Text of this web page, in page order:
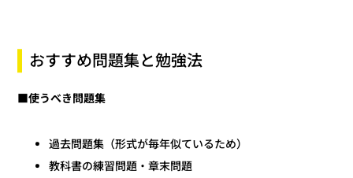
おすすめ問題集と勉強法
■使うべき問題集
過去問題集（形式が毎年似ているため）
教科書の練習問題・章末問題